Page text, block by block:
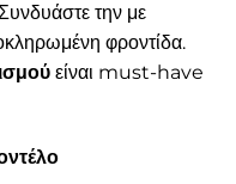
την με
φροντίδα.
είναι must-have